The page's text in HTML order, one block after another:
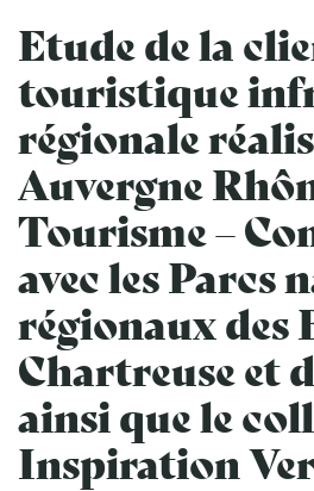
Etude de la
touristique
régionale
Auvergne
Tourisme –
avec les Parcs
régionaux des
Chartreuse et
ainsi que le
Inspiration